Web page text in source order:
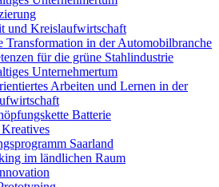
und Kreislaufwirtschaft
Transformation in der Automobilbranche
für die grüne Stahlindustrie
Unternehmertum
Arbeiten und Lernen in der
Batterie
Saarland
im ländlichen Raum